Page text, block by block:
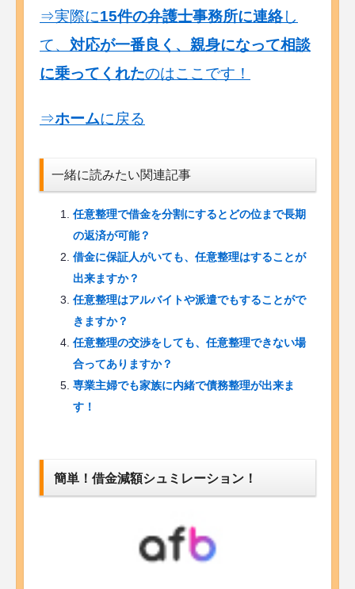
⇒実際に15件の弁護士事務所に連絡し
て、 対応が一番良く、親身になって相談
に乗ってくれたのはここです！
⇒ホームに戻る
一緒に読みたい関連記事
任意整理で借金を分割にするとどの位まで長期
の返済が可能？
借金に保証人がいても、任意整理はすることが
出来ますか？
任意整理はアルバイトや派遣でもすることがで
きますか？
任意整理の交渉をしても、任意整理できない場
合ってありますか？
専業主婦でも家族に内緒で債務整理が出来ま
す！
簡単！借金減額シュミレーション！